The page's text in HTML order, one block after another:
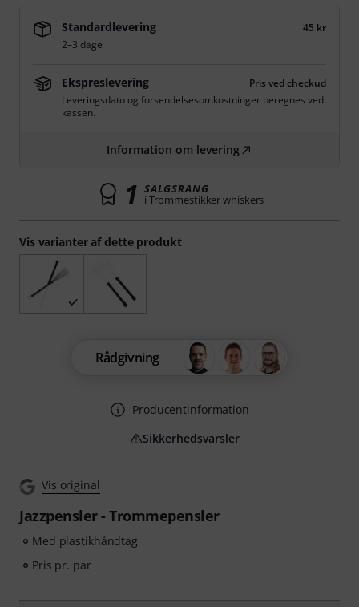
Vis original
Jazzpensler - Trommepensler
Med plastikhåndtag
Pris pr. par
Vis varianter af dette produkt
Standardlevering
45 kr
2–3 dage
Ekspreslevering
Pris ved checkud
Leveringsdato og forsendelsesomkostninger beregnes ved
kassen.
Information om levering
1 SALGSRANG
i Trommestikker whiskers
Rådgivning
Producentinformation
Sikkerhedsvarsler